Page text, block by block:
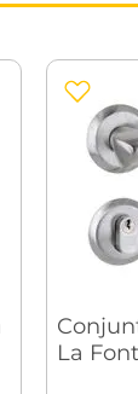
La